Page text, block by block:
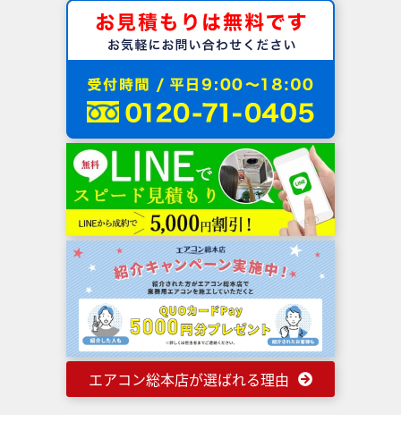
エアコン総本店が選ばれる理由